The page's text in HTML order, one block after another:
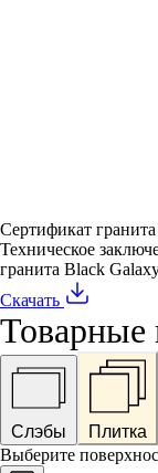
Сертификат
Техническое
гранита Black
Скачать
Товарные
Слэбы
Плитка
Выберите